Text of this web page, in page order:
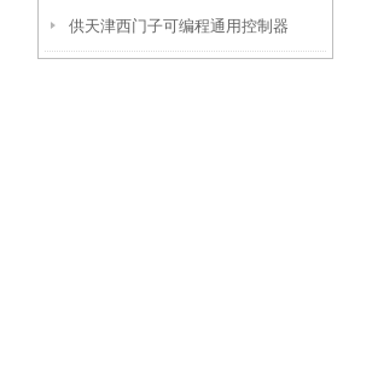
供天津西门子可编程通用控制器